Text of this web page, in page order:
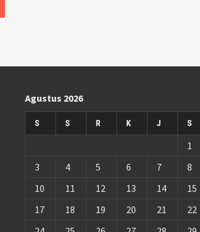
Agustus 2026
S S R K J S
1
3
4 5 6 7 8
10
11 12 13 14 15
17
18 19 20 21 22